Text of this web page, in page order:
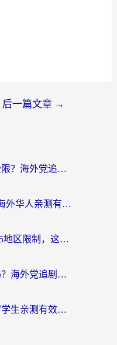
后一篇文章 →
央视影音当前地区版权受限？海外党追剧看片的终极解决方案来了
交管12123国外能用吗？海外华人亲测有效的回国加速器选择指南
海外党必看：破解CCTV5地区限制，这样看欧洲杯奥运直播才够爽！
优酷缓存视频国外能看吗？海外党追剧看片的终极解决方案来了
海外怎么看优酷视频？留学生亲测有效的回国加速器选择指南